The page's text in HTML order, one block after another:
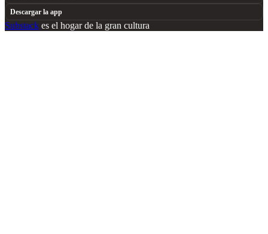
Descargar la app
Substack es el hogar de la gran cultura